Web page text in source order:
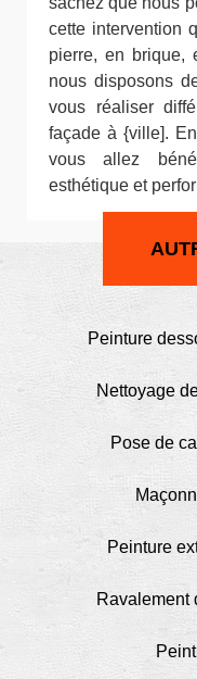
cette intervention
pierre, en brique,
nous disposons
vous réaliser
façade à {ville].
vous allez
esthétique et
Peinture
Nettoyage
Pose de
Peinture
Ravalement